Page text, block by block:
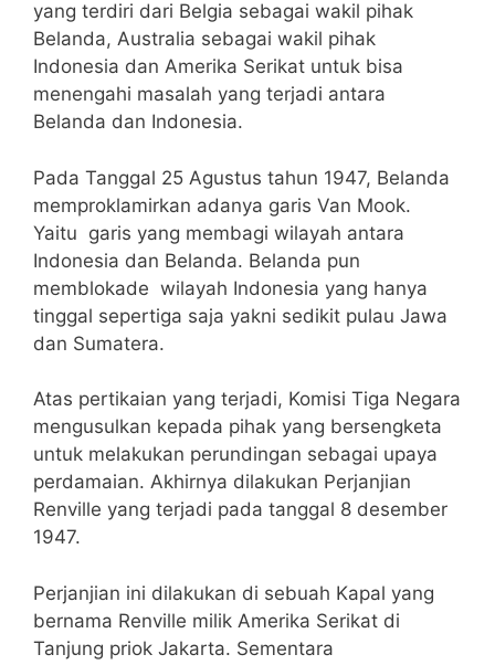
yang terdiri dari Belgia sebagai wakil pihak
Belanda, Australia sebagai wakil pihak
Indonesia dan Amerika Serikat untuk bisa
menengahi masalah yang terjadi antara
Belanda dan Indonesia.
Pada Tanggal 25 Agustus tahun 1947, Belanda
memproklamirkan adanya garis Van Mook.
Yaitu garis yang membagi wilayah antara
Indonesia dan Belanda. Belanda pun
memblokade wilayah Indonesia yang hanya
tinggal sepertiga saja yakni sedikit pulau Jawa
dan Sumatera.
Atas pertikaian yang terjadi, Komisi Tiga Negara
mengusulkan kepada pihak yang bersengketa
untuk melakukan perundingan sebagai upaya
perdamaian. Akhirnya dilakukan Perjanjian
Renville yang terjadi pada tanggal 8 desember
1947.
Perjanjian ini dilakukan di sebuah Kapal yang
bernama Renville milik Amerika Serikat di
Tanjung priok Jakarta. Sementara